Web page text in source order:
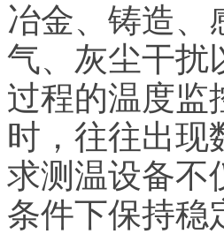
冶金、铸造、
气、灰尘干扰
过程的温度监
时，往往出现
求测温设备不
条件下保持稳